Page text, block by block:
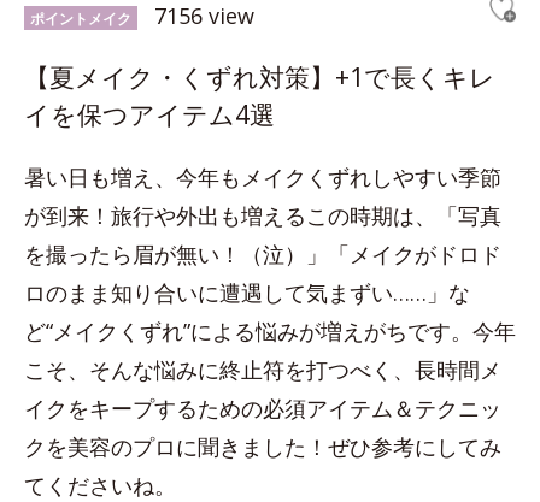
ポイントメイク 7156 view
【夏メイク・くずれ対策】+1で長くキレ
イを保つアイテム4選
暑い日も増え、今年もメイクくずれしやすい季節
が到来！旅行や外出も増えるこの時期は、「写真
を撮ったら眉が無い！（泣）」「メイクがドロド
ロのまま知り合いに遭遇して気まずい……」な
ど“メイクくずれ”による悩みが増えがちです。今年
こそ、そんな悩みに終止符を打つべく、長時間メ
イクをキープするための必須アイテム＆テクニッ
クを美容のプロに聞きました！ぜひ参考にしてみ
てくださいね。